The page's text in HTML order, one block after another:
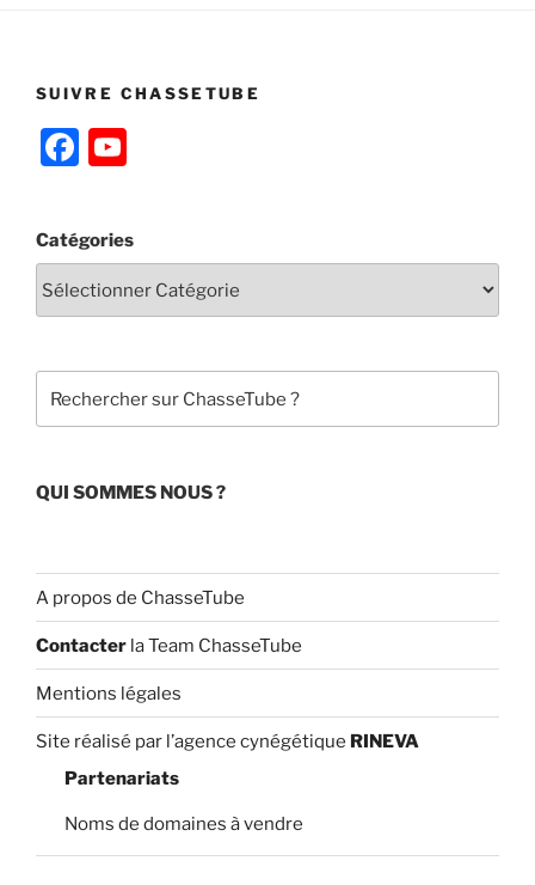
SUIVRE CHASSETUBE
F
e
b
o
k
T
u
e
C
a
n
el
Catégories
QUI SOMMES NOUS ?
A propos de ChasseTube
Contacter la Team ChasseTube
Mentions légales
Site réalisé par l’agence cynégétique RINEVA
Partenariats
Noms de domaines à vendre